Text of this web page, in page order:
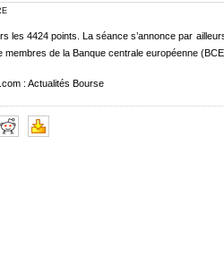
les 4424 points. La séance s’annonce par
de la Banque centrale européenne
: Actualités Bourse